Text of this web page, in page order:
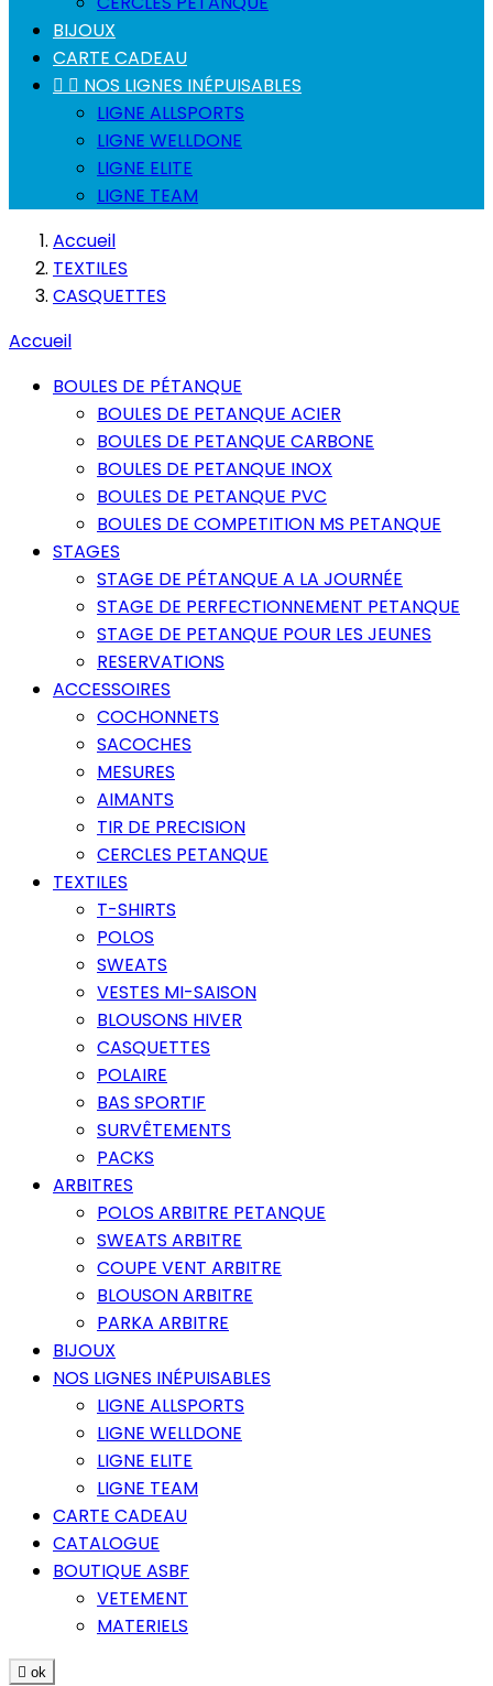
BIJOUX
CARTE CADEAU
  NOS LIGNES INÉPUISABLES
LIGNE ALLSPORTS
LIGNE WELLDONE
LIGNE ELITE
LIGNE TEAM
Accueil
TEXTILES
CASQUETTES
Accueil
BOULES DE PÉTANQUE
BOULES DE PETANQUE ACIER
BOULES DE PETANQUE CARBONE
BOULES DE PETANQUE INOX
BOULES DE PETANQUE PVC
BOULES DE COMPETITION MS PETANQUE
STAGES
STAGE DE PÉTANQUE A LA JOURNÉE
STAGE DE PERFECTIONNEMENT PETANQUE
STAGE DE PETANQUE POUR LES JEUNES
RESERVATIONS
ACCESSOIRES
COCHONNETS
SACOCHES
MESURES
AIMANTS
TIR DE PRECISION
CERCLES PETANQUE
TEXTILES
T-SHIRTS
POLOS
SWEATS
VESTES MI-SAISON
BLOUSONS HIVER
CASQUETTES
POLAIRE
BAS SPORTIF
SURVÊTEMENTS
PACKS
ARBITRES
POLOS ARBITRE PETANQUE
SWEATS ARBITRE
COUPE VENT ARBITRE
BLOUSON ARBITRE
PARKA ARBITRE
BIJOUX
NOS LIGNES INÉPUISABLES
LIGNE ALLSPORTS
LIGNE WELLDONE
LIGNE ELITE
LIGNE TEAM
CARTE CADEAU
CATALOGUE
BOUTIQUE ASBF
VETEMENT
MATERIELS
 ok